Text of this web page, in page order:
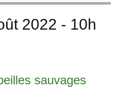
2022 - 10h
sauvages